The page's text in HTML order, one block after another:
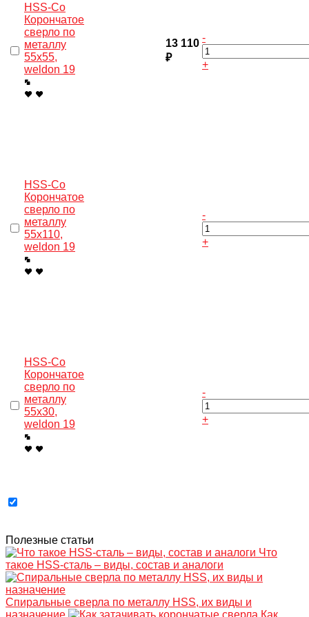
HSS-Co
Корончатое
сверло по
металлу
55x55,
weldon 19
13 110
₽
-
+
HSS-Co
Корончатое
сверло по
металлу
55x110,
weldon 19
-
+
HSS-Co
Корончатое
сверло по
металлу
55x30,
weldon 19
-
+
Полезные статьи
Что
такое HSS-сталь – виды, состав и аналоги
Спиральные сверла по металлу HSS, их виды и
назначение
Как